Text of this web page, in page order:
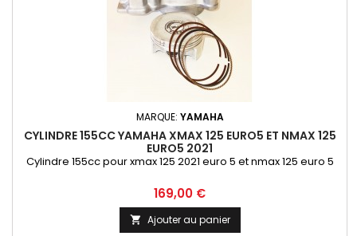
MARQUE: YAMAHA
CYLINDRE 155CC YAMAHA XMAX 125 EURO5 ET NMAX 125
EURO5 2021
Cylindre 155cc pour xmax 125 2021 euro 5 et nmax 125 euro 5
Prix
169,00 €
 Ajouter au panier